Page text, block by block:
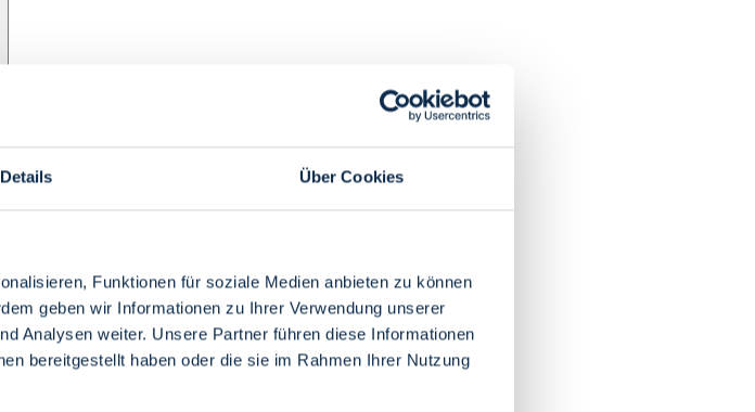
Details Über Cookies
Funktionen für soziale Medien anbieten zu können
geben wir Informationen zu Ihrer Verwendung unserer
Analysen weiter. Unsere Partner führen diese Informationen
bereitgestellt haben oder die sie im Rahmen Ihrer Nutzung